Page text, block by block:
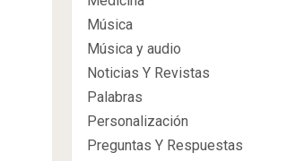
Música
Música y audio
Noticias Y Revistas
Palabras
Personalización
Preguntas Y Respuestas